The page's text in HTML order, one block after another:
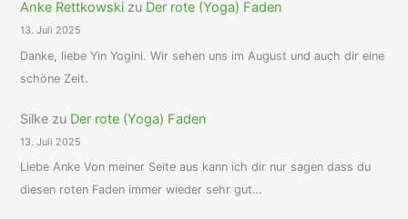
Anke Rettkowski zu Der rote (Yoga) Faden
13. Juli 2025
Danke, liebe Yin Yogini. Wir sehen uns im August und auch dir eine
schöne Zeit.
Silke zu Der rote (Yoga) Faden
13. Juli 2025
Liebe Anke Von meiner Seite aus kann ich dir nur sagen dass du
diesen roten Faden immer wieder sehr gut…